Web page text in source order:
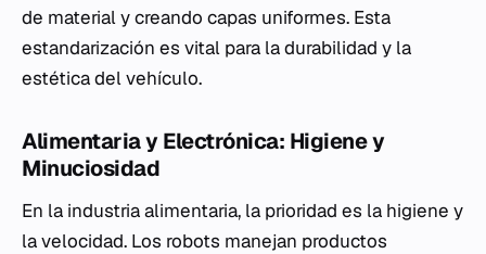
de material y creando capas uniformes. Esta
estandarización es vital para la durabilidad y la
estética del vehículo.
Alimentaria y Electrónica: Higiene y
Minuciosidad
En la industria alimentaria, la prioridad es la higiene y
la velocidad. Los robots manejan productos